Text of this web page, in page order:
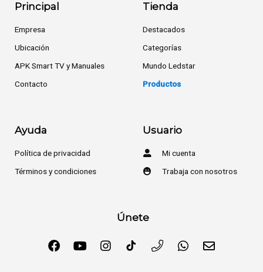
Principal
Empresa
Ubicación
APK Smart TV y Manuales
Contacto
Tienda
Destacados
Categorías
Mundo Ledstar
Productos
Ayuda
Política de privacidad
Términos y condiciones
Usuario
Mi cuenta
Trabaja con nosotros
Únete